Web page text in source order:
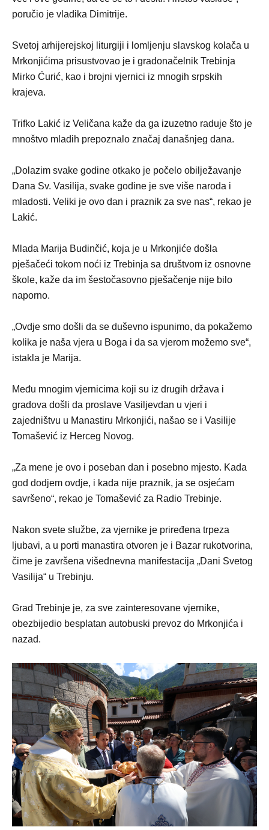
poručio je vladika Dimitrije.
Svetoj arhijerejskoj liturgiji i lomljenju slavskog kolača u
Mrkonjićima prisustvovao je i gradonačelnik Trebinja
Mirko Ćurić, kao i brojni vjernici iz mnogih srpskih
krajeva.
Trifko Lakić iz Veličana kaže da ga izuzetno raduje što je
mnoštvo mladih prepoznalo značaj današnjeg dana.
„Dolazim svake godine otkako je počelo obilježavanje
Dana Sv. Vasilija, svake godine je sve više naroda i
mladosti. Veliki je ovo dan i praznik za sve nas“, rekao je
Lakić.
Mlada Marija Budinčić, koja je u Mrkonjiće došla
pješačeći tokom noći iz Trebinja sa društvom iz osnovne
škole, kaže da im šestočasovno pješačenje nije bilo
naporno.
„Ovdje smo došli da se duševno ispunimo, da pokažemo
kolika je naša vjera u Boga i da sa vjerom možemo sve“,
istakla je Marija.
Među mnogim vjernicima koji su iz drugih država i
gradova došli da proslave Vasiljevdan u vjeri i
zajedništvu u Manastiru Mrkonjići, našao se i Vasilije
Tomašević iz Herceg Novog.
„Za mene je ovo i poseban dan i posebno mjesto. Kada
god dodjem ovdje, i kada nije praznik, ja se osjećam
savršeno“, rekao je Tomašević za Radio Trebinje.
Nakon svete službe, za vjernike je priređena trpeza
ljubavi, a u porti manastira otvoren je i Bazar rukotvorina,
čime je završena višednevna manifestacija „Dani Svetog
Vasilija“ u Trebinju.
Grad Trebinje je, za sve zainteresovane vjernike,
obezbijedio besplatan autobuski prevoz do Mrkonjića i
nazad.